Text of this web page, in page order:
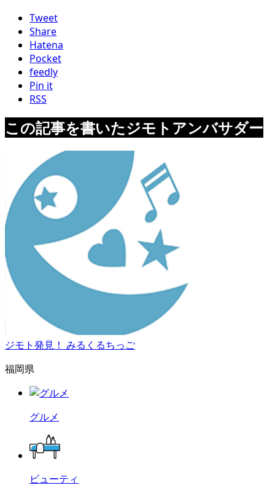
Tweet
Share
Hatena
Pocket
feedly
Pin it
RSS
この記事を書いたジモトアンバサダー
ジモト発見！ みるくるちっご
福岡県
グルメ
ビューティ